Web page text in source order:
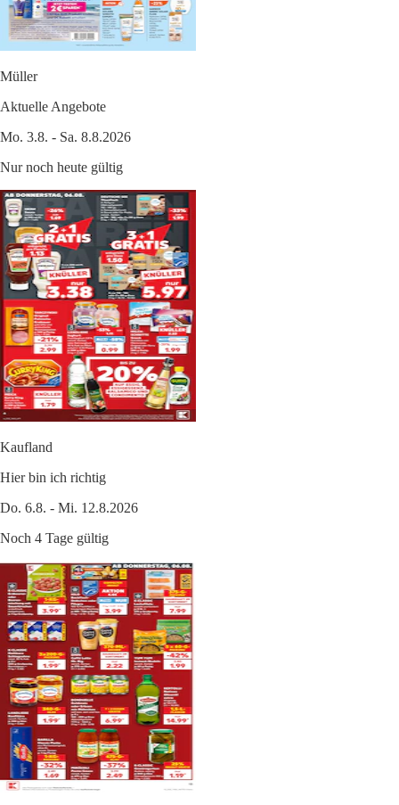
Müller
Aktuelle Angebote
Mo. 3.8. - Sa. 8.8.2026
Nur noch heute gültig
Kaufland
Hier bin ich richtig
Do. 6.8. - Mi. 12.8.2026
Noch 4 Tage gültig